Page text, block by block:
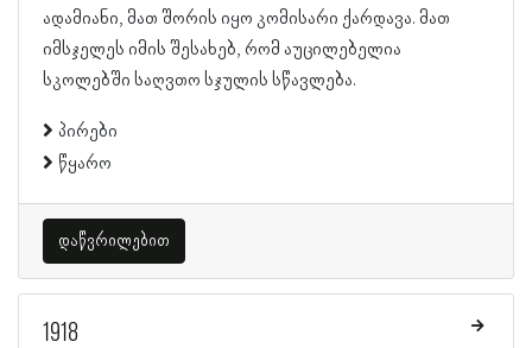
ადამიანი, მათ შორის იყო კომისარი ქარდავა. მათ
იმსჯელეს იმის შესახებ, რომ აუცილებელია
სკოლებში საღვთო სჯულის სწავლება.
პირები
წყარო
დაწვრილებით
1918